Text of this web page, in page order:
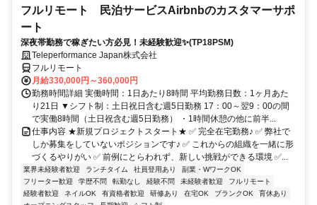
フルリモート 民泊サービスAirbnbのカスタマーサポ
ート
深夜帯勤務で稼ぎたい方必見！未経験歓迎✨(TP18PSM)
Teleperformance Japan株式会社
フルリモート
月給330,000円～360,000円
勤務時間詳細 実働時間：1日あたり8時間 平均勤務日数：1ヶ月あた
り21日 ▼シフト制：土日祝日含む週5日勤務 17：00～翌9：00の間
で実働8時間（土日祝含む週5日勤務） ・1時間休憩の他に前半...
仕事内容 ★新規プロジェクトスタート★ ✅ 完全在宅勤務♪ ✅ 弊社で
しか募集をしていないポジションです♪ ✅ これからの組織を一緒に形
づくるやりがい ✅ 前例にとらわれず、新しい挑戦ができる環境 ✅...
業界未経験者歓迎 ランチタイム 社員登用あり
副業・WワークOK
フリーター歓迎
学歴不問 転勤なし 経験不問 未経験者歓迎
フルリモート
経験者歓迎
ネイルOK 有資格者歓迎 研修あり 在宅OK ブランクOK
育休あり